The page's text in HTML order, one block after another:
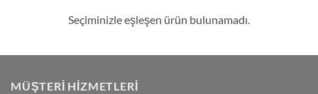
Seçiminizle eşleşen ürün bulunamadı.
MÜŞTERI HIZMETLERI